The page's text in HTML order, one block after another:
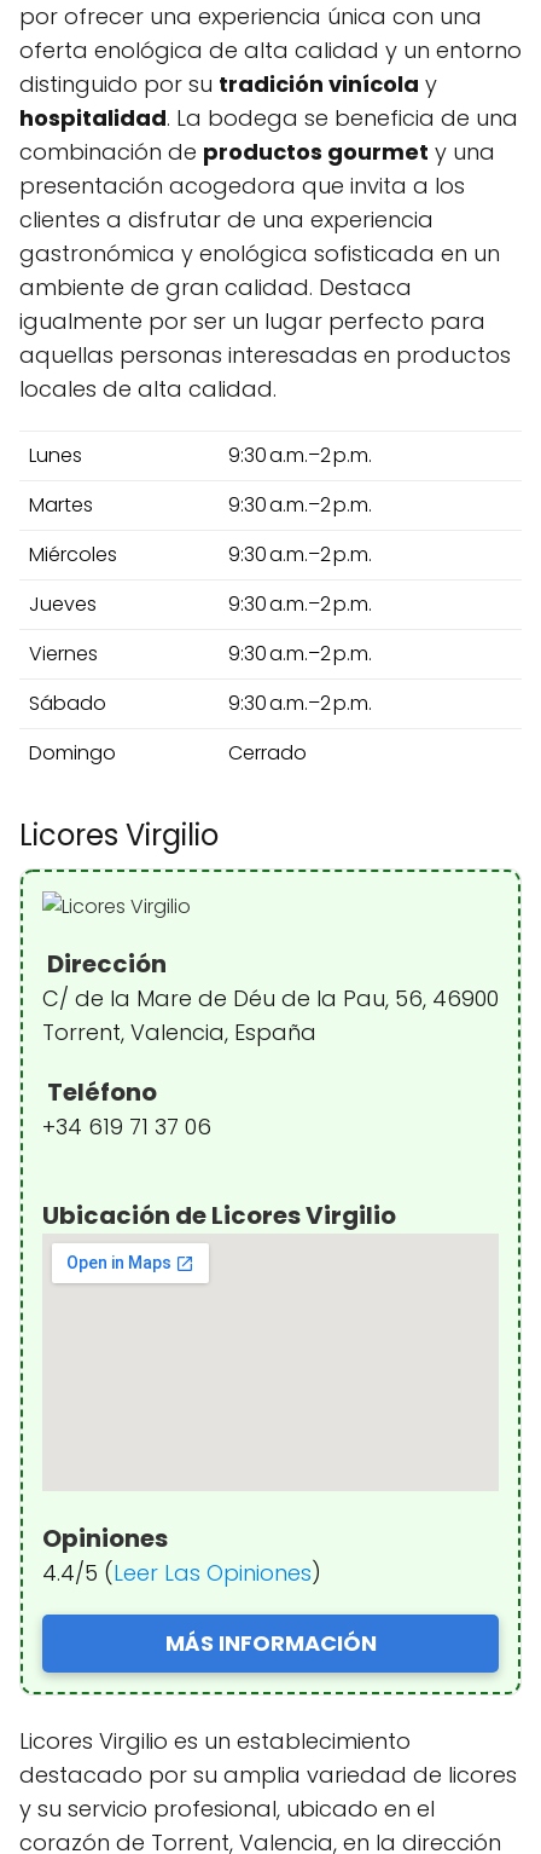
por ofrecer una experiencia única con una
oferta enológica de alta calidad y un entorno
distinguido por su tradición vinícola y
hospitalidad. La bodega se beneficia de una
combinación de productos gourmet y una
presentación acogedora que invita a los
clientes a disfrutar de una experiencia
gastronómica y enológica sofisticada en un
ambiente de gran calidad. Destaca
igualmente por ser un lugar perfecto para
aquellas personas interesadas en productos
locales de alta calidad.
Lunes
9:30 a.m.–2 p.m.
Martes
9:30 a.m.–2 p.m.
Miércoles
9:30 a.m.–2 p.m.
Jueves
9:30 a.m.–2 p.m.
Viernes
9:30 a.m.–2 p.m.
Sábado
9:30 a.m.–2 p.m.
Domingo
Cerrado
Licores Virgilio
Dirección
C/ de la Mare de Déu de la Pau, 56, 46900
Torrent, Valencia, España
Teléfono
+34 619 71 37 06
Ubicación de Licores Virgilio
Opiniones
4.4/5 (Leer Las Opiniones)
MÁS INFORMACIÓN
Licores Virgilio es un establecimiento
destacado por su amplia variedad de licores
y su servicio profesional, ubicado en el
corazón de Torrent, Valencia, en la dirección